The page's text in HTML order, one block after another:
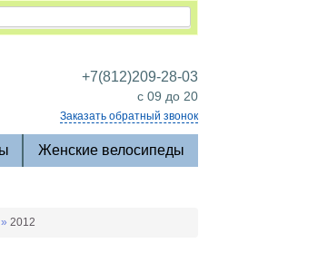
+7(812)209-28-03
c 09 до 20
Заказать обратный звонок
Женские велосипеды
» 2012